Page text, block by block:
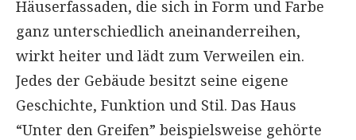
Häuserfassaden, die sich in Form und Farbe
ganz unterschiedlich aneinanderreihen,
wirkt heiter und lädt zum Verweilen ein.
Jedes der Gebäude besitzt seine eigene
Geschichte, Funktion​ und Stil. Das Haus
“Unter den Greifen” beispielsweise gehörte